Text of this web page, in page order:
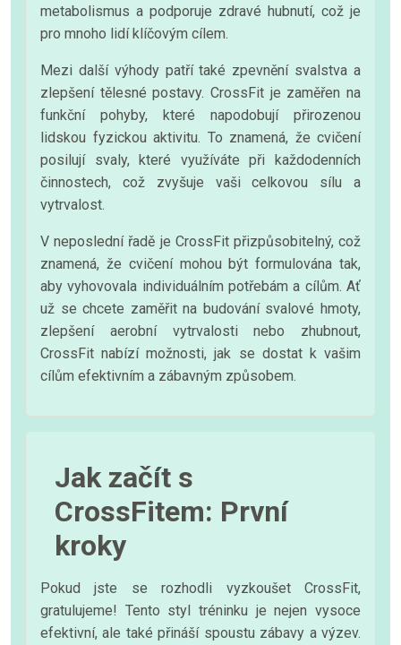
metabolismus a podporuje zdravé hubnutí, což je
pro mnoho lidí klíčovým cílem.
Mezi další výhody patří také zpevnění svalstva a
zlepšení tělesné postavy. CrossFit je zaměřen na
funkční pohyby, které napodobují přirozenou
lidskou fyzickou aktivitu. To znamená, že cvičení
posilují svaly, které využíváte při každodenních
činnostech, což zvyšuje vaši celkovou sílu a
vytrvalost.
V neposlední řadě je CrossFit přizpůsobitelný, což
znamená, že cvičení mohou být formulována tak,
aby vyhovovala individuálním potřebám a cílům. Ať
už se chcete zaměřit na budování svalové hmoty,
zlepšení aerobní vytrvalosti nebo zhubnout,
CrossFit nabízí možnosti, jak se dostat k vašim
cílům efektivním a zábavným způsobem.
Jak začít s
CrossFitem: První
kroky
Pokud jste se rozhodli vyzkoušet CrossFit,
gratulujeme! Tento styl tréninku je nejen vysoce
efektivní, ale také přináší spoustu zábavy a výzev.